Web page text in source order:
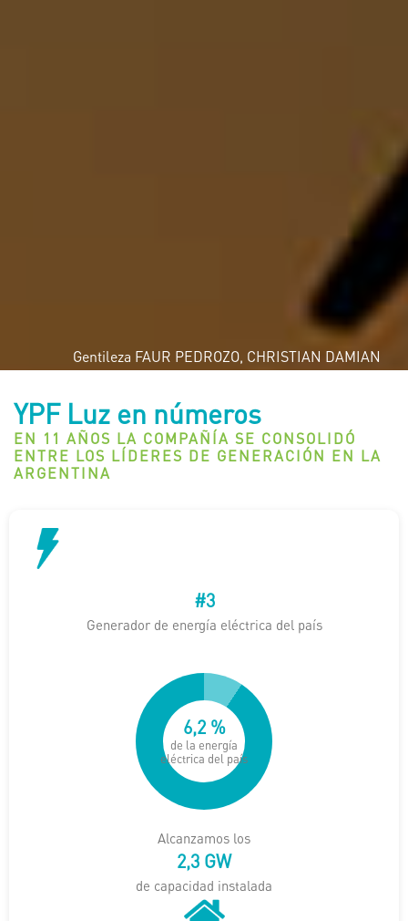
Gentileza FAUR PEDROZO, CHRISTIAN DAMIAN
YPF Luz en números
EN 11 AÑOS LA COMPAÑÍA SE CONSOLIDÓ
ENTRE LOS LÍDERES DE GENERACIÓN EN LA
ARGENTINA
#3
Generador de energía eléctrica del país
9,3%
de la energía
eléctrica del país
Alcanzamos los
3,4 GW
de capacidad instalada